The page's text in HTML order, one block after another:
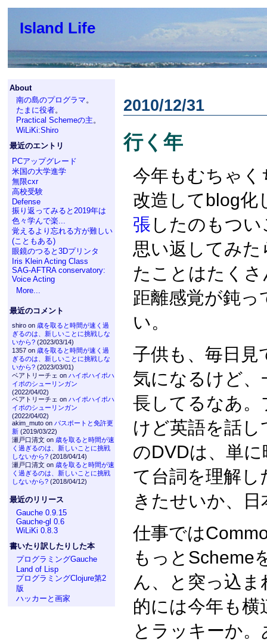
Island Life
About
南の島のプログラマ。
たまに役者。
Practical Schemeの主。
WiLiKi:Shiro
最近のエントリ
PCアップグレード
米国の大学進学
無限cxr
高校受験
Defense
振り返ってみると2019年は
色々学んで楽...
覚えるより忘れる方が難しい
(こともある)
眼鏡のつると3Dプリンタ
Iris Klein Acting Class
SAG-AFTRA conservatory:
Voice Acting
More...
最近のコメント
shiro on 歳を取ると時間が速く過
ぎるのは、新しいことに挑戦しな
いから?(2023/03/14)
1357 on 歳を取ると時間が速く過
ぎるのは、新しいことに挑戦しな
いから?(2023/03/01)
ベアトリーチェ on ハイポハイポハ
イポのシューリンガン
(2022/04/02)
ベアトリーチェ on ハイポハイポハ
イポのシューリンガン
(2022/04/02)
akim_muto on パスポートと免許更
新(2019/03/22)
瀬戸口清文 on 歳を取ると時間が速
く過ぎるのは、新しいことに挑戦
しないから?(2018/04/14)
瀬戸口清文 on 歳を取ると時間が速
く過ぎるのは、新しいことに挑戦
しないから?(2018/04/12)
最近のリリース
Gauche 0.9.15
Gauche-gl 0.6
WiLiKi 0.8.3
書いたり訳したりした本
プログラミングGauche
Land of Lisp
プログラミングClojure第2
版
ハッカーと画家
2010/12/31
行く年
今年もむちゃ
改造してblog化
張 したのもつ
思い返してみ
たことはたく
距離感覚が鈍
い。
子供も、毎日
気になるけど
長してるなあ
けど英語を話
のDVDは、単
て台詞を理解
きたせいか、
仕事では
もっとScheme
ん、と突っ込
的には今年も横
とラッキーか。